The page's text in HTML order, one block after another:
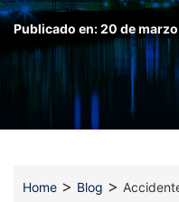
Publicado en:20 de
Home > Blog >